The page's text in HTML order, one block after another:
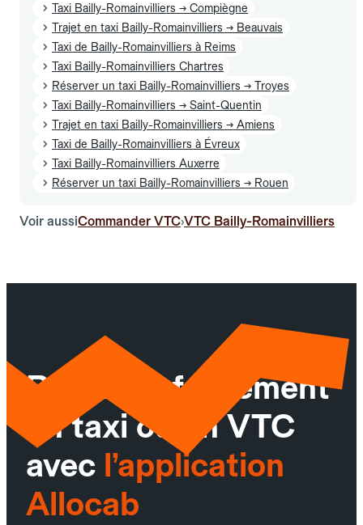
Taxi Bailly-Romainvilliers → Compiègne
Trajet en taxi Bailly-Romainvilliers → Beauvais
Taxi de Bailly-Romainvilliers à Reims
Taxi Bailly-Romainvilliers Chartres
Réserver un taxi Bailly-Romainvilliers → Troyes
Taxi Bailly-Romainvilliers → Saint-Quentin
Trajet en taxi Bailly-Romainvilliers → Amiens
Taxi de Bailly-Romainvilliers à Évreux
Taxi Bailly-Romainvilliers Auxerre
Réserver un taxi Bailly-Romainvilliers → Rouen
Voir aussiCommander VTC›VTC Bailly-Romainvilliers
Réservez facilement
un taxi ou un VTC
avec l’application
Allocab